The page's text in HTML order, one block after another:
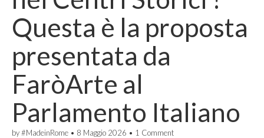
Questa è la proposta
presentata da
FaròArte al
Parlamento Italiano
by#MadeinRome • 8 Maggio 2026 • 1 Comment